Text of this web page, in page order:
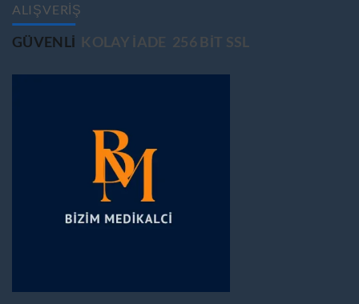
ALIŞVERİŞ
GÜVENLİ KOLAY İADE 256 BİT SSL